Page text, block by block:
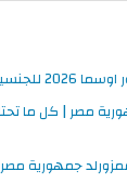
جمهورية مصر
مصر | كل ما
جمهورية